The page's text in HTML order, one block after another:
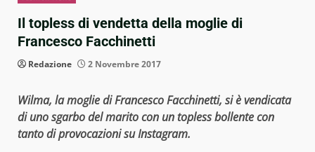
Il topless di vendetta della moglie di
Francesco Facchinetti
Redazione 2 Novembre 2017
Wilma, la moglie di Francesco Facchinetti, si è vendicata
di uno sgarbo del marito con un topless bollente con
tanto di provocazioni su Instagram.